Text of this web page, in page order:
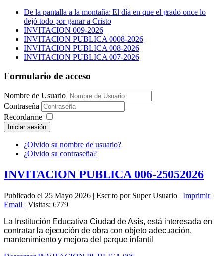
De la pantalla a la montaña: El día en que el grado once lo
dejó todo por ganar a Cristo
INVITACION 009-2026
INVITACION PUBLICA 0008-2026
INVITACION PUBLICA 008-2026
INVITACION PUBLICA 007-2026
Formulario de acceso
Nombre de Usuario
Contraseña
Recordarme
Iniciar sesión
¿Olvido su nombre de usuario?
¿Olvido su contraseña?
INVITACION PUBLICA 006-25052026
Publicado el 25 Mayo 2026 | Escrito por Super Usuario | Imprimir |
Email | Visitas: 6779
La Institución Educativa Ciudad de Asís, está interesada en
contratar la ejecución de obra con objeto adecuación,
mantenimiento y mejora del parque infantil